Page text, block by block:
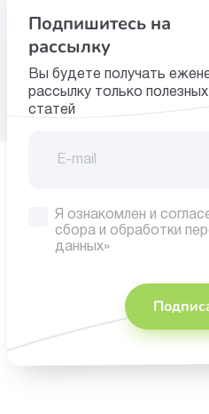
Подпишитесь на
рассылку
Вы будете получать
рассылку только
статей
Я ознакомлен и
сбора и обработки
данных»